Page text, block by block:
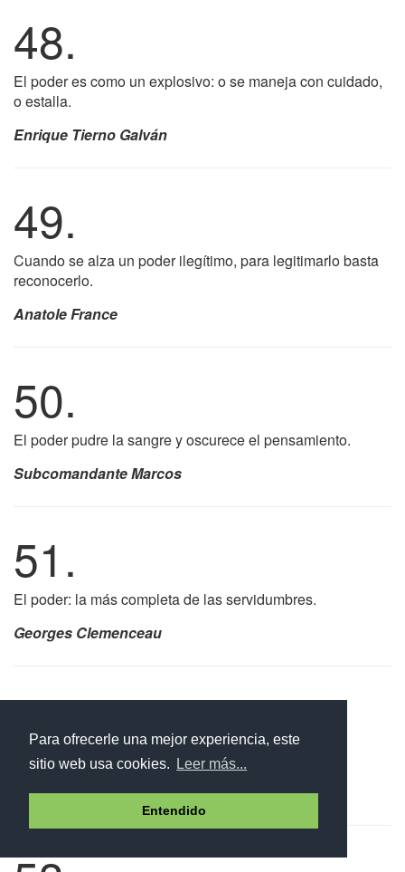
Para ofrecerle una mejor experiencia, este
sitio web usa cookies.
Leer más...
Entendido
48.
El poder es como un explosivo: o se maneja con cuidado,
o estalla.
Enrique Tierno Galván
49.
Cuando se alza un poder ilegítimo, para legitimarlo basta
reconocerlo.
Anatole France
50.
El poder pudre la sangre y oscurece el pensamiento.
Subcomandante Marcos
51.
El poder: la más completa de las servidumbres.
Georges Clemenceau
52.
El que ostenta el poder es siempre impopular.
Benjamin Disraeli